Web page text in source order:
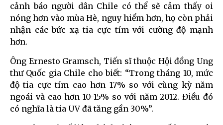
cảnh báo người dân Chile có thể sẽ cảm thấy oi
nóng hơn vào mùa Hè, nguy hiểm hơn, họ còn phải
nhận các bức xạ tia cực tím với cường độ mạnh
hơn.
Ông Ernesto Gramsch, Tiến sĩ thuộc Hội đồng Ung
thư Quốc gia Chile cho biết: “Trong tháng 10, mức
độ tia cực tím cao hơn 17% so với cùng kỳ năm
ngoái và cao hơn 10-15% so với năm 2012. Điều đó
có nghĩa là tia UV đã tăng gần 30%”.